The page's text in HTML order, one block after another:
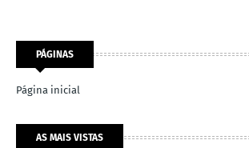
PÁGINAS
Página inicial
AS MAIS VISTAS